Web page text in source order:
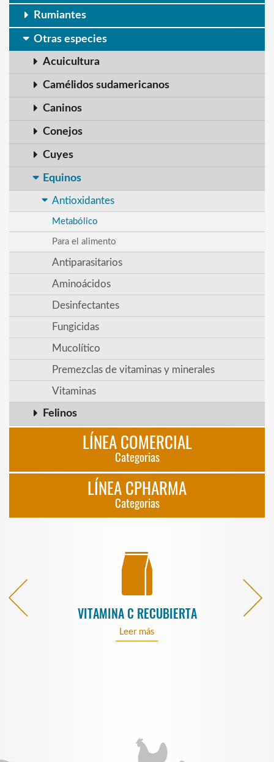
Rumiantes
Otras especies
Acuicultura
Camélidos sudamericanos
Caninos
Conejos
Cuyes
Equinos
Antioxidantes
Metabólico
Para el alimento
Antiparasitarios
Aminoácidos
Desinfectantes
Fungicidas
Mucolítico
Premezclas de vitaminas y minerales
Vitaminas
Felinos
LÍNEA COMERCIAL
Categorias
LÍNEA CPHARMA
Categorias
VITAMINA C RECUBIERTA
Leer más